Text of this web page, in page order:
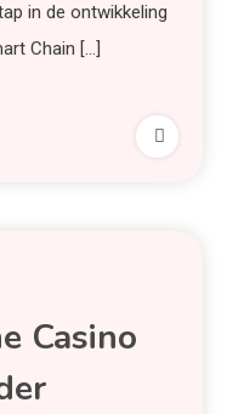
in de ontwikkeling
Chain […]
Casino